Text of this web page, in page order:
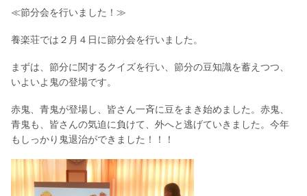
≪節分会を行いました！≫
養楽荘では２月４日に節分会を行いました。
まずは、節分に関するクイズを行い、節分の豆知識を蓄えつつ、
いよいよ鬼の登場です。
赤鬼、青鬼が登場し、皆さん一斉に豆をまき始めました。赤鬼、
青鬼も、皆さんの気迫に負けて、外へと逃げていきました。今年
もしっかり鬼退治ができました！！！